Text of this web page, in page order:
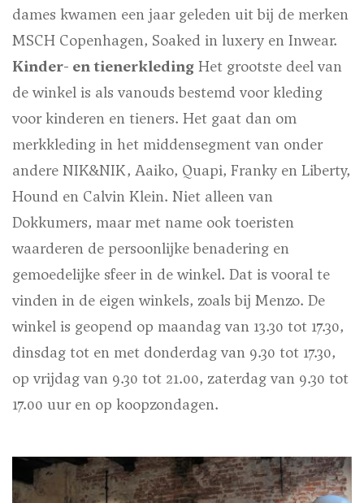
dames kwamen een jaar geleden uit bij de merken
MSCH Copenhagen, Soaked in luxery en Inwear.
Kinder- en tienerkleding Het grootste deel van
de winkel is als vanouds bestemd voor kleding
voor kinderen en tieners. Het gaat dan om
merkkleding in het middensegment van onder
andere NIK&NIK, Aaiko, Quapi, Franky en Liberty,
Hound en Calvin Klein. Niet alleen van
Dokkumers, maar met name ook toeristen
waarderen de persoonlijke benadering en
gemoedelijke sfeer in de winkel. Dat is vooral te
vinden in de eigen winkels, zoals bij Menzo. De
winkel is geopend op maandag van 13.30 tot 17.30,
dinsdag tot en met donderdag van 9.30 tot 17.30,
op vrijdag van 9.30 tot 21.00, zaterdag van 9.30 tot
17.00 uur en op koopzondagen.